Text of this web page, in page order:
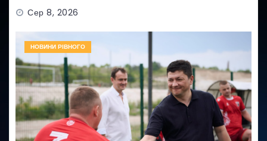
Сер 8, 2026
НОВИНИ РІВНОГО